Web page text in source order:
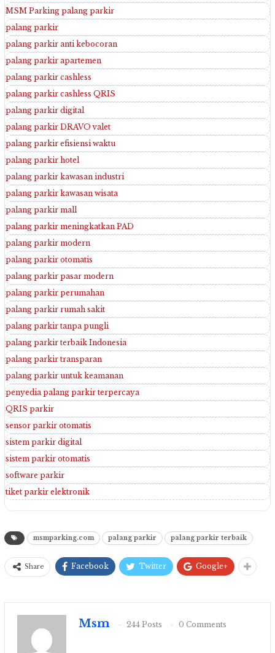
MSM Parking palang parkir
palang parkir
palang parkir anti kebocoran
palang parkir apartemen
palang parkir cashless
palang parkir cashless QRIS
palang parkir digital
palang parkir DRAVO valet
palang parkir efisiensi waktu
palang parkir hotel
palang parkir kawasan industri
palang parkir kawasan wisata
palang parkir mall
palang parkir meningkatkan PAD
palang parkir modern
palang parkir otomatis
palang parkir pasar modern
palang parkir perumahan
palang parkir rumah sakit
palang parkir tanpa pungli
palang parkir terbaik Indonesia
palang parkir transparan
palang parkir untuk keamanan
penyedia palang parkir terpercaya
QRIS parkir
sensor parkir otomatis
sistem parkir digital
sistem parkir otomatis
software parkir
tiket parkir elektronik
msmparking.com palang parkir palang parkir terbaik
Share Facebook Twitter Google+
Msm 244 Posts 0 Comments